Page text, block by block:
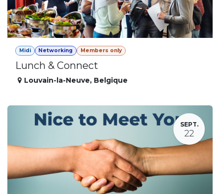
Midi Networking Members only
Lunch & Connect
Louvain-la-Neuve, Belgique
SEPT.
22